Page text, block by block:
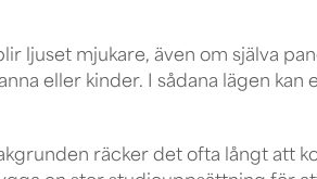
ljuset mjukare, även om själva
eller kinder. I sådana lägen
räcker det ofta långt att